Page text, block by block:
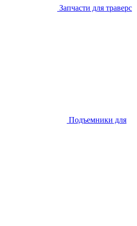
Запчасти для траверс
Подъемники для